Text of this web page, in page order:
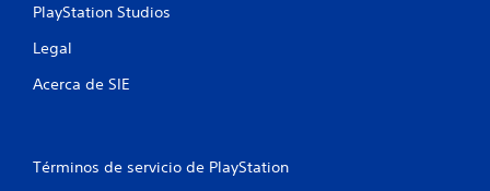
PlayStation Studios
Legal
Acerca de SIE
Términos de servicio de PlayStation